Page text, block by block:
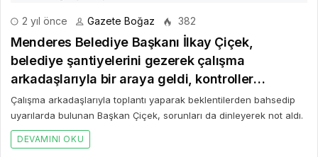
2 yıl önce Gazete Boğaz 382
Menderes Belediye Başkanı İlkay Çiçek,
belediye şantiyelerini gezerek çalışma
arkadaşlarıyla bir araya geldi, kontroller
gerçekleştirdi
Çalışma arkadaşlarıyla toplantı yaparak beklentilerden bahsedip
uyarılarda bulunan Başkan Çiçek, sorunları da dinleyerek not aldı.
DEVAMINI OKU